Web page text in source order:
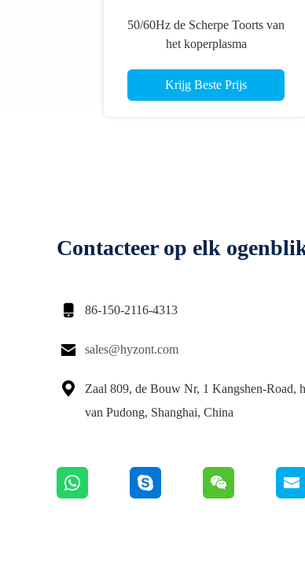
50/60Hz de Scherpe Toorts van
het koperplasma
Krijg Beste Prijs
Contacteer op elk
 86-150-2116-4313
 sales@hyzont.com

Zaal 809, de Bouw Nr, 1 Kangshen-Road,
van Pudong, Shanghai, China